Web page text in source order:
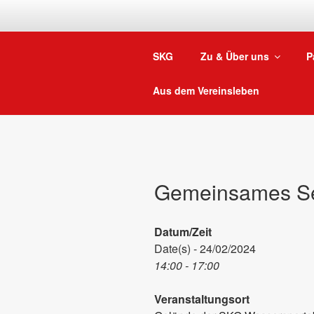
SKG Zu & Über uns
Aus dem Vereinsleben
Gemeinsames
Datum/Zeit
Date(s) - 24/02/2024
14:00 - 17:00
Veranstaltungsort